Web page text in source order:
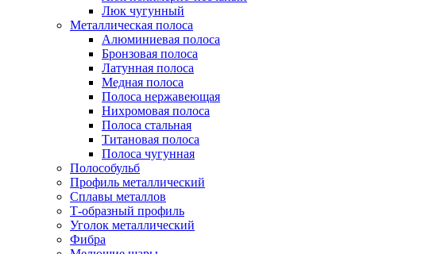
Люк чугунный
Металлическая полоса
Алюминиевая полоса
Бронзовая полоса
Латунная полоса
Медная полоса
Полоса нержавеющая
Нихромовая полоса
Полоса стальная
Титановая полоса
Полоса чугунная
Полособульб
Профиль металлический
Сплавы металлов
Т-образный профиль
Уголок металлический
Фибра